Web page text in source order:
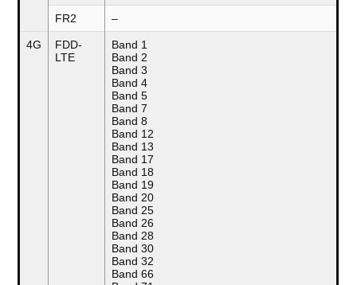
FR2 –
4G
FDD-
LTE
Band 1
Band 2
Band 3
Band 4
Band 5
Band 7
Band 8
Band 12
Band 13
Band 17
Band 18
Band 19
Band 20
Band 25
Band 26
Band 28
Band 30
Band 32
Band 66